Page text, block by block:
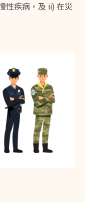
性疾病，及 ii) 在災